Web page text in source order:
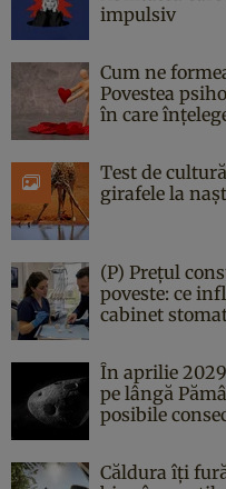
impulsiv
Cum ne
Povestea
în care
Test de
girafele la
(P) Prețul
poveste: ce
cabinet
În aprilie
pe lângă
posibile
Căldura îți